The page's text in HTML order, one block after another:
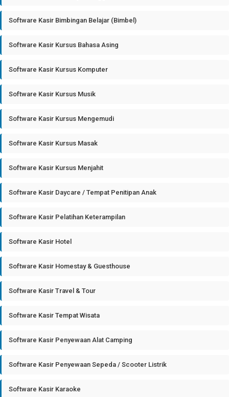
Software Kasir Bimbingan Belajar (Bimbel)
Software Kasir Kursus Bahasa Asing
Software Kasir Kursus Komputer
Software Kasir Kursus Musik
Software Kasir Kursus Mengemudi
Software Kasir Kursus Masak
Software Kasir Kursus Menjahit
Software Kasir Daycare / Tempat Penitipan Anak
Software Kasir Pelatihan Keterampilan
Software Kasir Hotel
Software Kasir Homestay & Guesthouse
Software Kasir Travel & Tour
Software Kasir Tempat Wisata
Software Kasir Penyewaan Alat Camping
Software Kasir Penyewaan Sepeda / Scooter Listrik
Software Kasir Karaoke